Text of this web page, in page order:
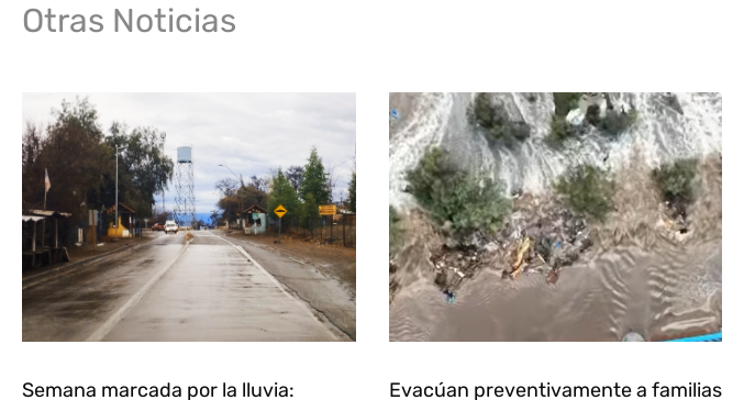
Otras Noticias
Semana marcada por la lluvia: Evacúan preventivamente a familias